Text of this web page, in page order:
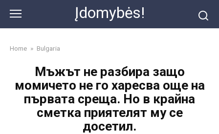
content
Įdomybės!
Home » Bulgaria
Мъжът не разбира защо
момичето не го харесва още на
първата среща. Но в крайна
сметка приятелят му се
досетил.